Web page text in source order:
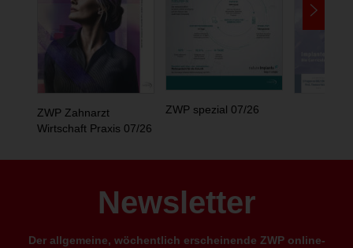
ZWP Zahnarzt
Wirtschaft Praxis 07/26
ZWP spezial 07/26
Newsletter
Der allgemeine, wöchentlich erscheinende ZWP online-